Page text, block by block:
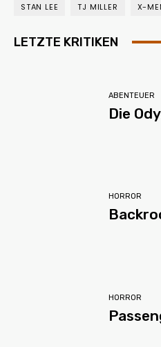
STAN LEE
TJ MILLER X-
LETZTE KRITIKEN
ABENTEUER
Die
HORROR
HORROR